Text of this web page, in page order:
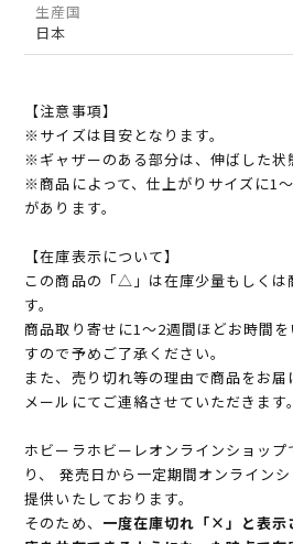
生産国
日本
【注意事項】
※サイズは目安となります。
※ギャザーのある部分は、伸ばした状
※商品によって、仕上がりサイズに1
があります。
【在庫表示について】
この商品の「△」は在庫少量もしくは
す。
商品取り寄せに1～2週間ほどお時間
すので予めご了承ください。
また、売り切れ等の理由で商品をお
メールにてご連絡させていただきます。
ホビーラホビーレオンラインショッ
り、 発売日から一定期間オンライン
提供いたしております。
そのため、 一度在庫切れ「×」と表示